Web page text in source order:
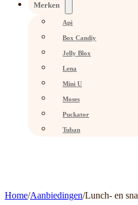
Merken
Api
Box Candiy
Jelly Blox
Lena
Mini U
Moses
Puckator
Tuban
Home/Aanbiedingen/Lunch- en